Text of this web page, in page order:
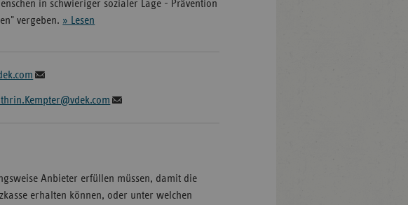
in schwieriger sozialer Lage - Prävention
vergeben. » Lesen
Anbieter erfüllen müssen, damit die
erhalten können, oder unter welchen